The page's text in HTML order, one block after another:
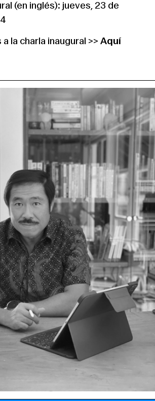
(en inglés): jueves, 23 de
la charla inaugural >> Aquí